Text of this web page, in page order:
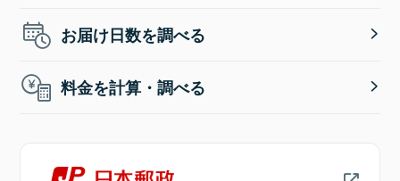
お届け日数を調べる
料金を計算・調べる